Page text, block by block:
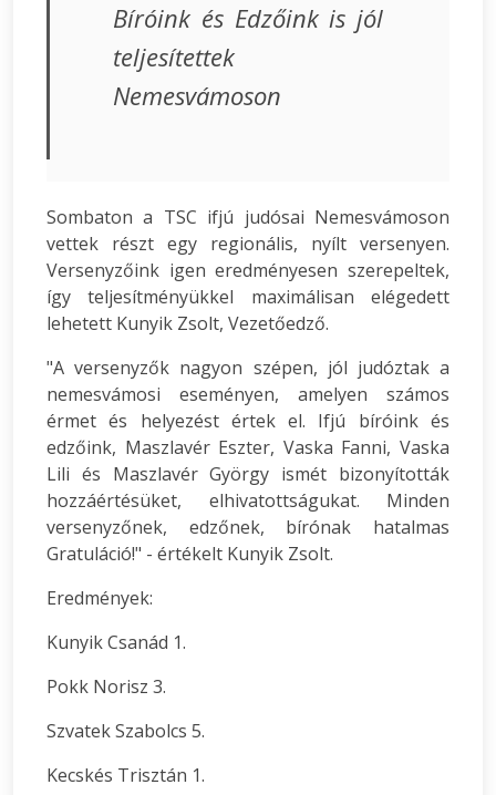
Bíróink és Edzőink is jól
teljesítettek
Nemesvámoson
Sombaton a TSC ifjú judósai Nemesvámoson
vettek részt egy regionális, nyílt versenyen.
Versenyzőink igen eredményesen szerepeltek,
így teljesítményükkel maximálisan elégedett
lehetett Kunyik Zsolt, Vezetőedző.
"A versenyzők nagyon szépen, jól judóztak a
nemesvámosi eseményen, amelyen számos
érmet és helyezést értek el. Ifjú bíróink és
edzőink, Maszlavér Eszter, Vaska Fanni, Vaska
Lili és Maszlavér György ismét bizonyították
hozzáértésüket, elhivatottságukat. Minden
versenyzőnek, edzőnek, bírónak hatalmas
Gratuláció!" - értékelt Kunyik Zsolt.
Eredmények:
Kunyik Csanád 1.
Pokk Norisz 3.
Szvatek Szabolcs 5.
Kecskés Trisztán 1.